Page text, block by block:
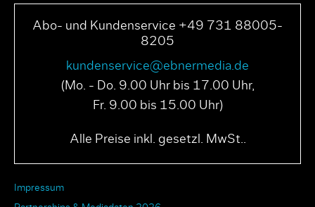
Abo- und Kundenservice +49 731 88005-
8205
kundenservice@ebnermedia.de
(Mo. - Do. 9.00 Uhr bis 17.00 Uhr,
Fr. 9.00 bis 15.00 Uhr)
Alle Preise inkl. gesetzl. MwSt..
Impressum